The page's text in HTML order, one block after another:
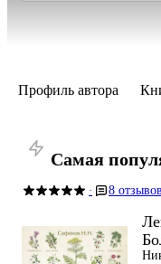
Профиль автора
Самая
· 8 отзывов